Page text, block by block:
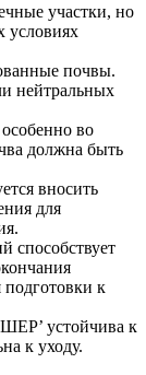
участки, но
условиях
почвы.
нейтральных
во
должна быть
вносить
для
способствует
подготовки к
устойчива к
к уходу.